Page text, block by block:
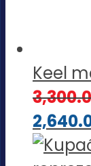
Keel